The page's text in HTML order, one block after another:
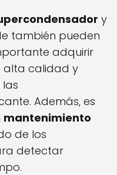
y
también pueden
adquirir
alta calidad y
Además, es
mantenimiento
de los
detectar